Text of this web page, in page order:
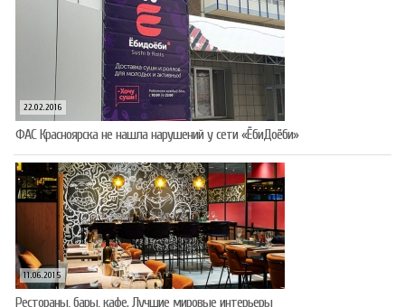
22.02.2016
ФАС Красноярска не нашла нарушений у сети «ЁбиДоёби»
11.06.2015
Рестораны, бары, кафе. Лучшие мировые интерьеры